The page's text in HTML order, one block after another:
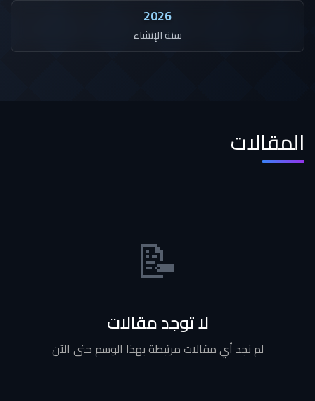
2026
سنة الإنشاء
المقالات
📝
لا توجد مقالات
لم نجد أي مقالات مرتبطة بهذا الوسم حتى الآن